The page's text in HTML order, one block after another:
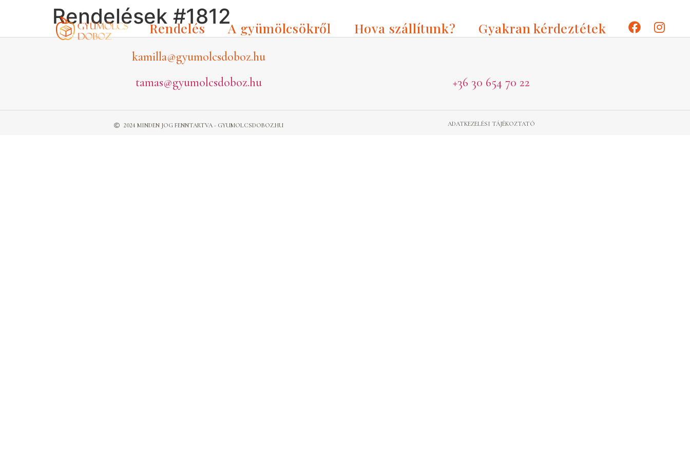
Rendelés A gyümölcsökről Hova szállítunk? Gyakran kérdeztétek
Rendelések #1812
kamilla@gyumolcsdoboz.hu
tamas@gyumolcsdoboz.hu
+36 30 654 70 22
2024 MINDEN JOG FENNTARTVA - GYUMOLCSDOBOZ.HU ADATKEZELÉSI TÁJÉKOZTATÓ